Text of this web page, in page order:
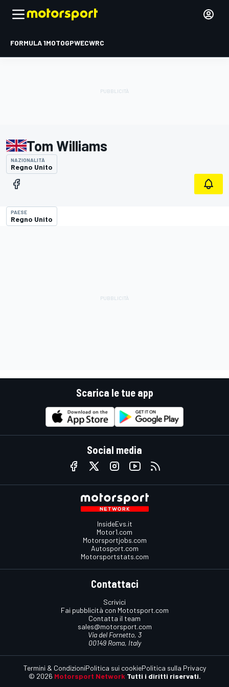
FORMULA 1MOTOGPWECWRC
Tom Williams
NAZIONALITÀ
Regno Unito
PAESE
Regno Unito
Scarica le tue app
Social media
InsideEvs.it
Motor1.com
Motorsportjobs.com
Autosport.com
Motorsportstats.com
Contattaci
Scrivici
Fai pubblicità con Mototsport.com
Contatta il team
sales@motorsport.com
Via del Fornetto, 3
00149 Roma, Italy
© 2026 Motorsport Network Tutti i diritti riservati.
Termini & CondizioniPolitica sui cookiePolitica sulla Privacy